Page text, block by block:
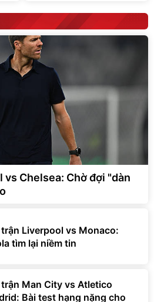
vs Chelsea: Chờ đợi "dàn
Liverpool vs Monaco:
tìm lại niềm tin
trận Man City vs Atletico
Bài test hạng nặng cho